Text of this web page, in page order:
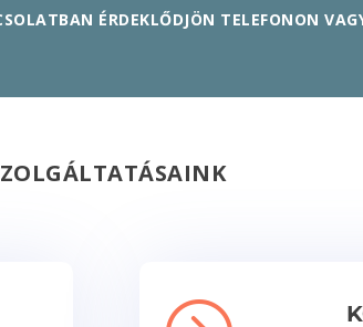
ÉRDEKLŐDJÖN TELEFONON